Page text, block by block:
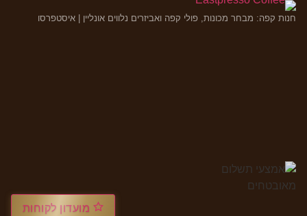
חנות קפה: מבחר מכונות, פולי קפה ואביזרים נלווים אונליין | איסטפרסו